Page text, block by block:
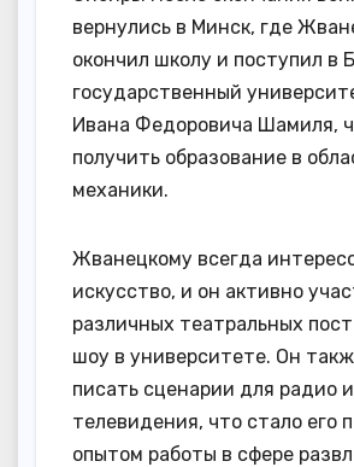
вернулись в Минск, где
окончил школу и поступил в
государственный
Ивана Федоровича Шамиля,
получить образование в
механики.
Жванецкому всегда
искусство, и он активно
различных театральных
шоу в университете. Он
писать сценарии для радио и
телевидения, что стало его
опытом работы в сфере